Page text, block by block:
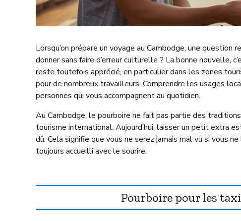
Lorsqu’on prépare un voyage au Cambodge, une
donner sans faire d’erreur culturelle ? La bonne nouvelle,
reste toutefois apprécié, en particulier dans les zones
pour de nombreux travailleurs. Comprendre les usages
personnes qui vous accompagnent au quotidien.
Au Cambodge, le pourboire ne fait pas partie des
tourisme international. Aujourd’hui, laisser un petit extra
dû. Cela signifie que vous ne serez jamais mal vu si vous
toujours accueilli avec le sourire.
Pourboire pour les